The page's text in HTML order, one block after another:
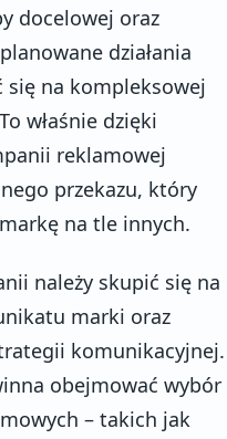
docelowej oraz
działania
na kompleksowej
właśnie dzięki
reklamowej
przekazu, który
na tle innych.
należy skupić się na
marki oraz
komunikacyjnej.
obejmować wybór
– takich jak